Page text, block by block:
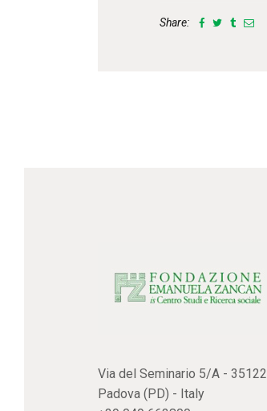
Share:
Via del Seminario 5/A - 35122
Padova (PD) - Italy